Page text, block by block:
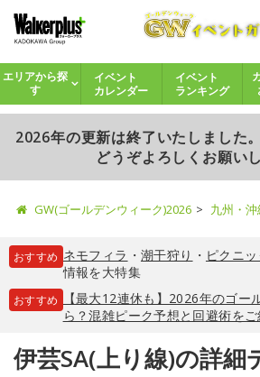
エリアから探
す
イベント
カレンダー
イベント
ランキング
2026年の更新は終了いたしました
どうぞよろしくお願いし
GW(ゴールデンウィーク)2026 九州・
おすすめ ネモフィラ ・ 潮干狩り ・ ピクニッ
情報を大特集
おすすめ
【最大12連休も】2026年のゴー
ら？混雑ピーク予想と回避術をご
伊芸SA(上り線)の詳細